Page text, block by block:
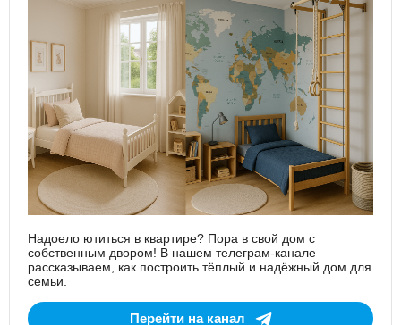
Надоело ютиться в квартире? Пора в свой дом с
собственным двором! В нашем телеграм-канале
рассказываем, как построить тёплый и надёжный дом для
семьи.
Перейти на канал